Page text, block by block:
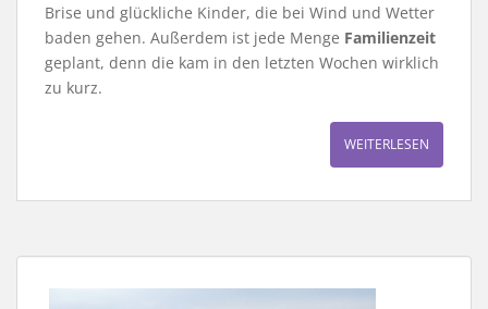
Brise und glückliche Kinder, die bei Wind und Wetter
baden gehen. Außerdem ist jede Menge Familienzeit
geplant, denn die kam in den letzten Wochen wirklich
zu kurz.
WEITERLESEN